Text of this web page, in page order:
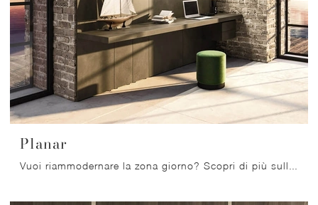
Planar